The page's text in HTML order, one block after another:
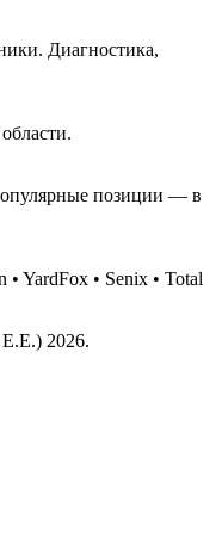
Диагностика,
позиции — в
YardFox • Senix • Total
2026.